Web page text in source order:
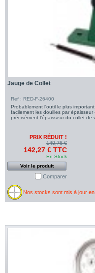
Jauge de Collet
Ref : RED-F-26400
Probablement l'outil le plus
facilement les douilles par
précisément l'épaisseur du collet de
PRIX RÉDUIT !
149,76 €
142,27 € TTC
En Stock
Voir le produit
Comparer
Nos stocks sont mis à jour